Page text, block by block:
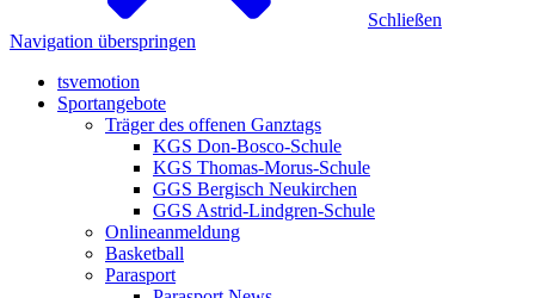
Schließen
Navigation überspringen
tsvemotion
Sportangebote
Träger des offenen Ganztags
KGS Don-Bosco-Schule
KGS Thomas-Morus-Schule
GGS Bergisch Neukirchen
GGS Astrid-Lindgren-Schule
Onlineanmeldung
Basketball
Parasport